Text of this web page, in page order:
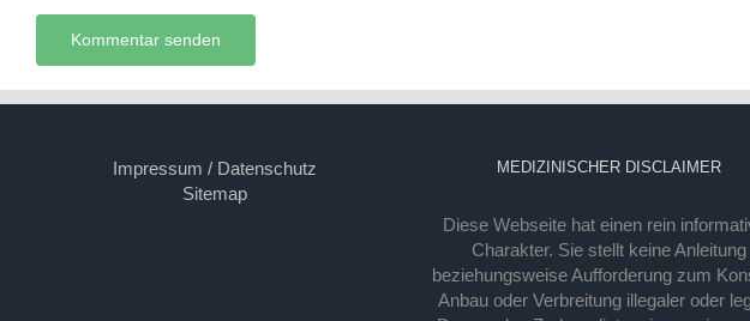
Impressum / Datenschutz
Sitemap
MEDIZINISCHER DISCLAIMER
Diese Webseite hat einen rein
Charakter. Sie stellt keine Anleitung
beziehungsweise Aufforderung zum
Anbau oder Verbreitung illegaler oder